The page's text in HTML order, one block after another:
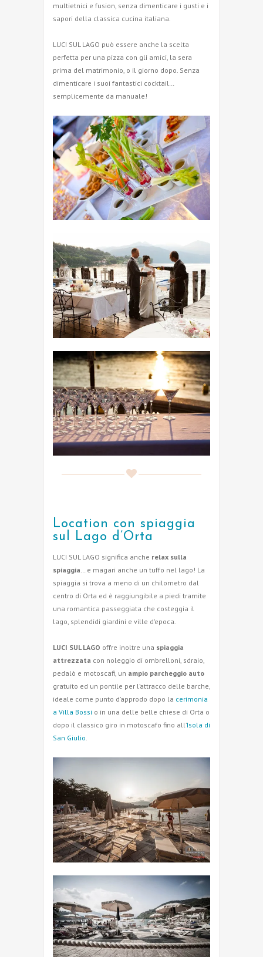
multietnici e fusion, senza dimenticare i gusti e i
sapori della classica cucina italiana.
LUCI SUL LAGO può essere anche la scelta
perfetta per una pizza con gli amici, la sera
prima del matrimonio, o il giorno dopo. Senza
dimenticare i suoi fantastici cocktail…
semplicemente da manuale!
Location con spiaggia
sul Lago d’Orta
LUCI SUL LAGO significa anche relax sulla
spiaggia… e magari anche un tuffo nel lago! La
spiaggia si trova a meno di un chilometro dal
centro di Orta ed è raggiungibile a piedi tramite
una romantica passeggiata che costeggia il
lago, splendidi giardini e ville d’epoca.
LUCI SUL LAGO offre inoltre una spiaggia
attrezzata con noleggio di ombrelloni, sdraio,
pedalò e motoscafi, un ampio parcheggio auto
gratuito ed un pontile per l’attracco delle barche,
ideale come punto d’approdo dopo la cerimonia
a Villa Bossi o in una delle belle chiese di Orta o
dopo il classico giro in motoscafo fino all’Isola di
San Giulio.